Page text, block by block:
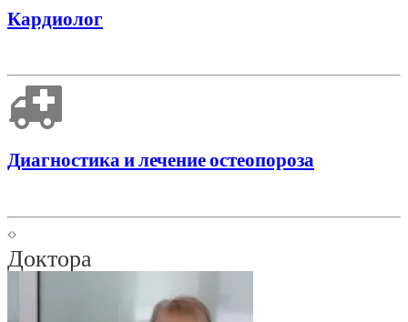
Кардиолог
Диагностика и лечение остеопороза
Доктора